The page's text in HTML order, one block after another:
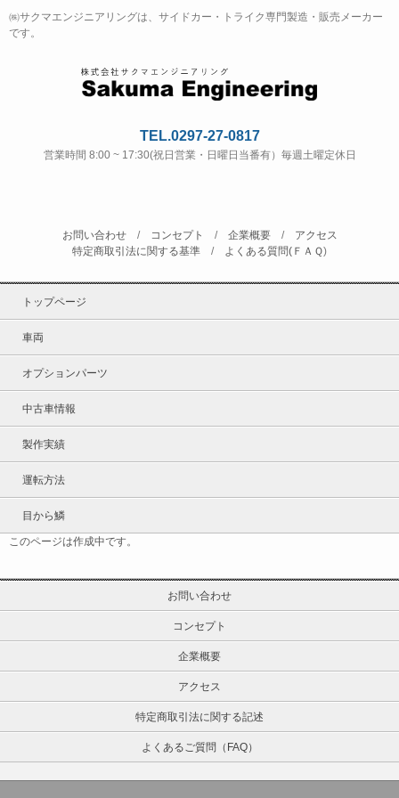
㈱サクマエンジニアリングは、サイドカー・トライク専門製造・販売メーカー
です。
TEL.0297-27-0817
営業時間 8:00 ~ 17:30(祝日営業・日曜日当番有）毎週土曜定休日
お問い合わせ/ コンセプト / 企業概要/
アクセス
特定商取引法に関する基準 / よくある質問(ＦＡＱ)
トップページ
車両
オプションパーツ
中古車情報
製作実績
運転方法
目から鱗
このページは作成中です。
お問い合わせ
コンセプト
企業概要
アクセス
特定商取引法に関する記述
よくあるご質問（FAQ）